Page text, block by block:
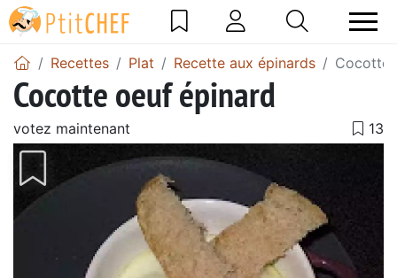
Recettes Plat Recette aux épinards Cocotte
Cocotte oeuf épinard
votez maintenant